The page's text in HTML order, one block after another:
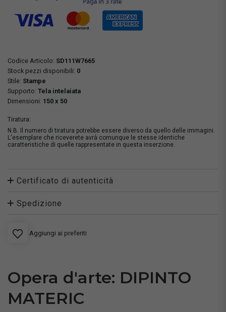
Codice Articolo: SD111W7665
Stock pezzi disponibili: 0
Stile: Stampe
Supporto: Tela intelaiata
Dimensioni: 150 x 50
Tiratura:
N.B. Il numero di tiratura potrebbe essere diverso da quello delle immagini.
L'esemplare che riceverete avrà comunque le stesse identiche
caratteristiche di quelle rappresentate in questa inserzione.
Certificato di autenticità
Spedizione
Aggiungi ai preferiti
Opera d'arte: DIPINTO
MATERIC